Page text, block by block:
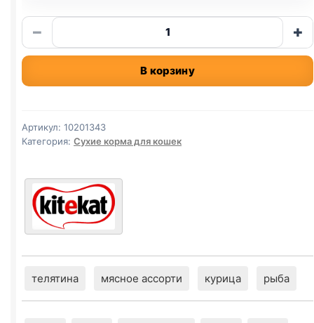
−
Количество
товара
Kitekat
(ТЕЛЯТИНКА)
+
В корзину
Артикул: 10201343
Категория: Сухие корма для кошек
телятина мясное ассорти курица рыба